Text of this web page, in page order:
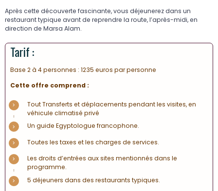
Après cette découverte fascinante, vous déjeunerez dans un
restaurant typique avant de reprendre la route, l’après-midi, en
direction de Marsa Alam.
Tarif :
Base 2 à 4 personnes : 1235 euros par personne
Cette offre comprend :
Tout Transferts et déplacements pendant les visites, en
véhicule climatisé privé
Un guide Egyptologue francophone.
Toutes les taxes et les charges de services.
Les droits d’entrées aux sites mentionnés dans le
programme.
5 déjeuners dans des restaurants typiques.